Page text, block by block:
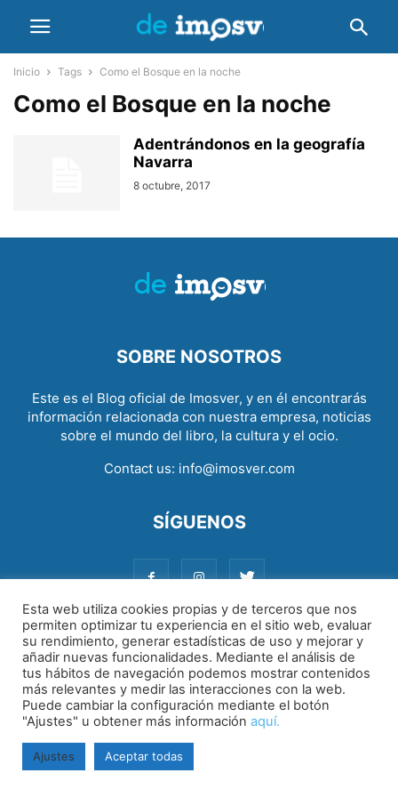
Inicio Tags Como el Bosque en la noche
Como el Bosque en la noche
Adentrándonos en la geografía
Navarra
8 octubre, 2017
SOBRE NOSOTROS
Este es el Blog oficial de Imosver, y en él encontrarás
información relacionada con nuestra empresa, noticias
sobre el mundo del libro, la cultura y el ocio.
Contact us: info@imosver.com
SÍGUENOS
Aviso legal|Política de cookies|Política de privacidad
Esta web utiliza cookies propias y de terceros que nos
permiten optimizar tu experiencia en el sitio web, evaluar
su rendimiento, generar estadísticas de uso y mejorar y
añadir nuevas funcionalidades. Mediante el análisis de
tus hábitos de navegación podemos mostrar contenidos
más relevantes y medir las interacciones con la web.
Puede cambiar la configuración mediante el botón
"Ajustes" u obtener más información aquí.
Ajustes Aceptar todas